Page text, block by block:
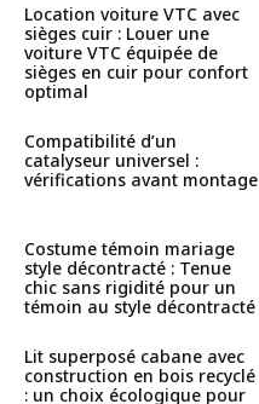
Location voiture VTC avec
sièges cuir : Louer une
voiture VTC équipée de
sièges en cuir pour confort
optimal
Compatibilité d’un
catalyseur universel :
vérifications avant montage
Costume témoin mariage
style décontracté : Tenue
chic sans rigidité pour un
témoin au style décontracté
Lit superposé cabane avec
construction en bois recyclé
: un choix écologique pour